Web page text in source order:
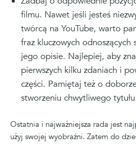
filmu. Nawet jeśli jesteś
twórcą na YouTube, warto
fraz kluczowych
jego opisie. Najlepiej, aby
pierwszych kilku zdaniach i
części. Pamiętaj też o
stworzeniu chwytliwego
Ostatnia i najważniejsza rada jest
użyj swojej wyobraźni. Zatem do